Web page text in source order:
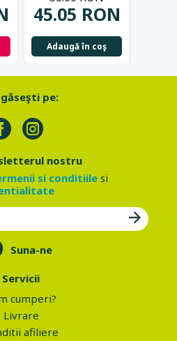
45.05 RON
Adaugă în coş
pe:
nostru
si conditiilesi
Suna-ne
Servicii
cumperi?
Livrare
afiliere